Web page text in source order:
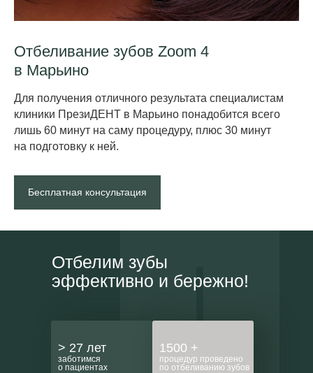
Отбеливание зубов Zoom 4
в Марьино
Для получения отличного результата специалистам
клиники ПрезиДЕНТ в Марьино понадобится всего
лишь 60 минут на саму процедуру, плюс 30 минут
на подготовку к ней.
Бесплатная консультация
> 27 лет
заботимся
о пациентах
1500 +
процедур проведено
по отбеливанию зубов
Отбелим зубы
эффективно и бережно!